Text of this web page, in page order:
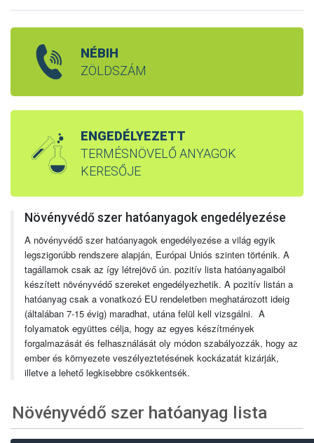
NÉBIH
ZÖLDSZÁM
ENGEDÉLYEZETT
TERMÉSNÖVELŐ ANYAGOK
KERESŐJE
Növényvédő szer hatóanyagok engedélyezése
A növényvédő szer hatóanyagok engedélyezése a világ egyik
legszigorúbb rendszere alapján, Európai Uniós szinten történik. A
tagállamok csak az így létrejövő ún. pozitív lista hatóanyagaiból
készített növényvédő szereket engedélyezhetik. A pozitív listán a
hatóanyag csak a vonatkozó EU rendeletben meghatározott ideig
(általában 7-15 évig) maradhat, utána felül kell vizsgálni. A
folyamatok együttes célja, hogy az egyes készítmények
forgalmazását és felhasználását oly módon szabályozzák, hogy az
ember és környezete veszélyeztetésének kockázatát kizárják,
illetve a lehető legkisebbre csökkentsék.
Növényvédő szer hatóanyag lista